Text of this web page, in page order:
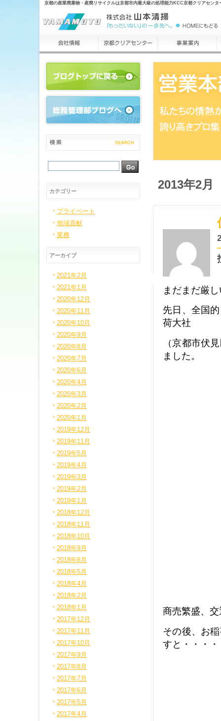
京都の産業廃棄物・産廃リサイクルは京都市内最大級の処理能力KCC京都クリアセンタ
2013年2月
まだまだ厳
先日、全国
荷大社
（京都市伏
ました。
商売繁盛、
その後、お
すと・・・・
カテゴリー
プライベート
地域貢献
業務
アーカイブ
2021年2月
2021年1月
2020年12月
2020年11月
2020年10月
2020年9月
2020年8月
2020年7月
2020年6月
2020年4月
2020年3月
2020年2月
2020年1月
2019年12月
2019年11月
2019年5月
2019年4月
2019年3月
2019年2月
2019年1月
2018年12月
2018年11月
2018年10月
2018年9月
2018年8月
2018年5月
2018年4月
2018年2月
2018年1月
2017年12月
2017年11月
2017年10月
2017年9月
2017年8月
2017年7月
2017年6月
2017年5月
2017年4月